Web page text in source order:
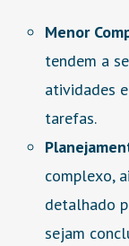
Menor
tendem a
atividades
tarefas.
complexo,
detalhado
sejam